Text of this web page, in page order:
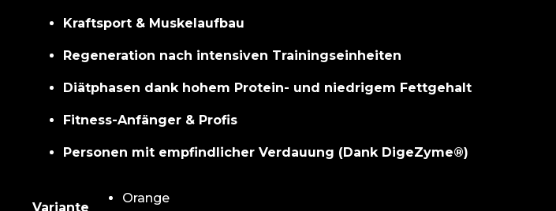
Kraftsport & Muskelaufbau
Regeneration nach intensiven Trainingseinheiten
Diätphasen dank hohem Protein- und niedrigem Fettgehalt
Fitness-Anfänger & Profis
Personen mit empfindlicher Verdauung (Dank DigeZyme®)
Orange